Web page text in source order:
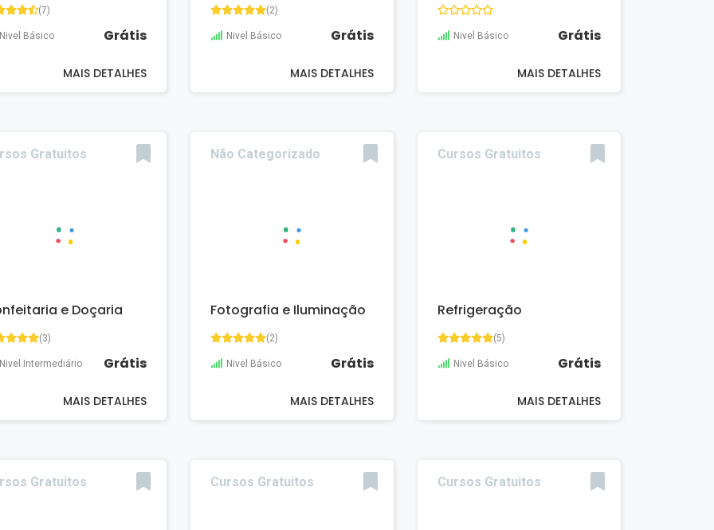
(7)
Nivel Básico Grátis
MAIS DETALHES
(2)
Nivel Básico Grátis
MAIS DETALHES
Nivel Básico Grátis
MAIS DETALHES
Gratuitos
e Doçaria
(3)
Nivel Intermediário Grátis
MAIS DETALHES
Não Categorizado
Fotografia e Iluminação
(2)
Nivel Básico Grátis
MAIS DETALHES
Cursos Gratuitos
Refrigeração
(5)
Nivel Básico Grátis
MAIS DETALHES
Gratuitos Cursos Gratuitos Cursos Gratuitos